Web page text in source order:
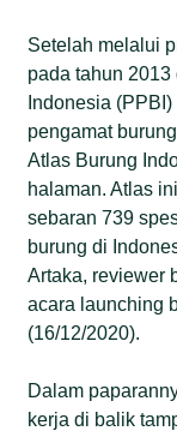
Setelah melalui
pada tahun
Indonesia
pengamat
Atlas Burung
halaman. Atlas
sebaran 739
burung di
Artaka, reviewer
acara launching
(16/12/2020).
Dalam
kerja di balik